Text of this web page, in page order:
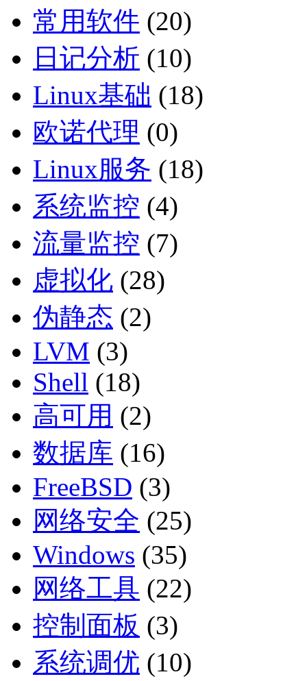
常用软件 (20)
日记分析 (10)
Linux基础 (18)
欧诺代理 (0)
Linux服务 (18)
系统监控 (4)
流量监控 (7)
虚拟化 (28)
伪静态 (2)
LVM (3)
Shell (18)
高可用 (2)
数据库 (16)
FreeBSD (3)
网络安全 (25)
Windows (35)
网络工具 (22)
控制面板 (3)
系统调优 (10)